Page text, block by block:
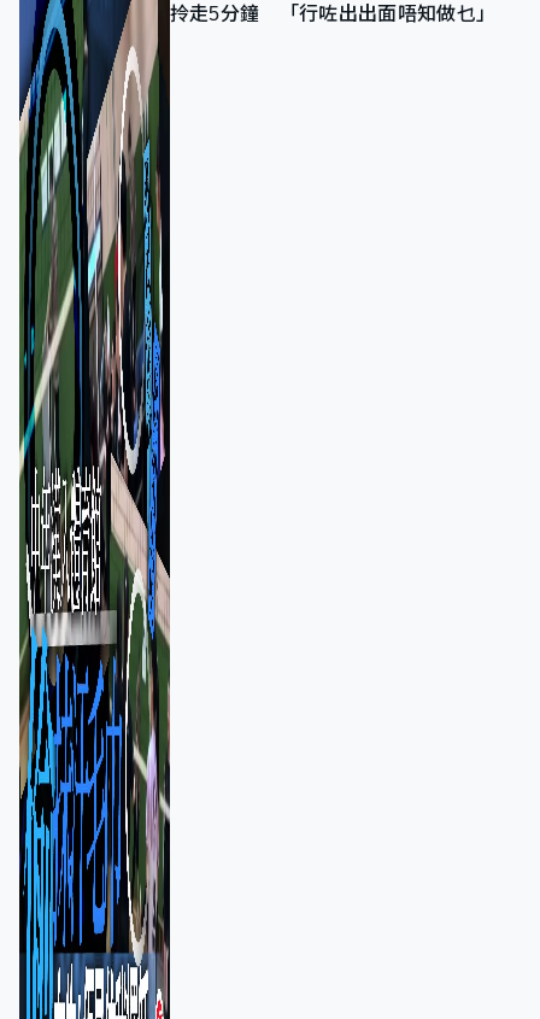
拎走5分鐘 「行咗出出面唔知做乜」